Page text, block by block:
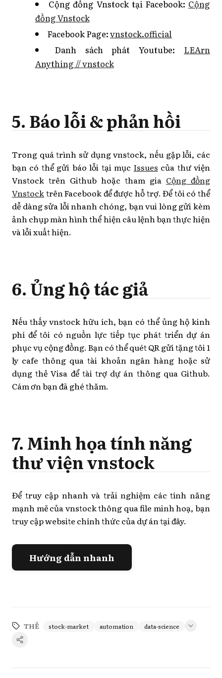
Cộng đồng Vnstock tại Facebook: Cộng
đồng Vnstock
Facebook Page:vnstock.official
Danh sách phát Youtube: LEArn
Anything // vnstock
5. Báo lỗi & phản hồi
Trong quá trình sử dụng vnstock, nếu gặp lỗi, các
bạn có thể gửi báo lỗi tại mục Issues của thư viện
Vnstock trên Github hoặc tham gia Cộng đồng
Vnstocktrên Facebook để được hỗ trợ. Để tôi có thể
dễ dàng sửa lỗi nhanh chóng, bạn vui lòng gửi kèm
ảnh chụp màn hình thể hiện câu lệnh bạn thực hiện
và lỗi xuất hiện.
6. Ủng hộ tác giả
Nếu thấy vnstock hữu ích, bạn có thể ủng hộ kinh
phí để tôi có nguồn lực tiếp tục phát triển dự án
phục vụ cộng đồng. Bạn có thể quét QR gửi tặng tôi 1
ly cafe thông qua tài khoản ngân hàng hoặc sử
dụng thẻ Visa để tài trợ dự án thông qua Github.
Cám ơn bạn đã ghé thăm.
7. Minh họa tính năng
thư viện vnstock
Để truy cập nhanh và trải nghiệm các tính năng
mạnh mẽ của vnstock thông qua file minh hoạ, bạn
truy cập website chính thức của dự án tại đây.
Hướng dẫn nhanh
THẺ stock-market automation data-science